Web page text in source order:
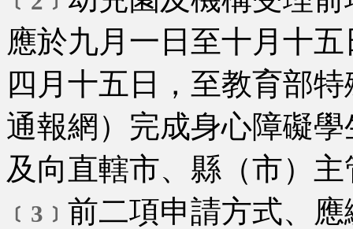
應於九月一日至十月十
四月十五日，至教育部
通報網）完成身心障礙
及向直轄市、縣（市）
﹝3﹞ 前二項申請方式、